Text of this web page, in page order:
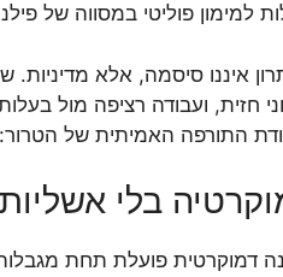
למימון פוליטי במסווה של
איננו סיסמה, אלא מדיניות.
חזית, ועבודה רציפה מול
התורפה האמיתית של
בלי
דמוקרטית פועלת תחת